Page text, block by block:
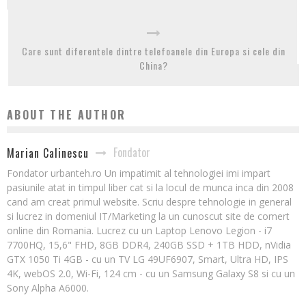
Care sunt diferentele dintre telefoanele din Europa si cele din
China?
ABOUT THE AUTHOR
Marian Calinescu Fondator
Fondator urbanteh.ro Un impatimit al tehnologiei imi impart
pasiunile atat in timpul liber cat si la locul de munca inca din 2008
cand am creat primul website. Scriu despre tehnologie in general
si lucrez in domeniul IT/Marketing la un cunoscut site de comert
online din Romania. Lucrez cu un Laptop Lenovo Legion - i7
7700HQ, 15,6" FHD, 8GB DDR4, 240GB SSD + 1TB HDD, nVidia
GTX 1050 Ti 4GB - cu un TV LG 49UF6907, Smart, Ultra HD, IPS
4K, webOS 2.0, Wi-Fi, 124 cm - cu un Samsung Galaxy S8 si cu un
Sony Alpha A6000.